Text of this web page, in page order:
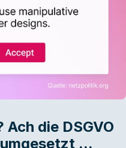
die DSGVO
...